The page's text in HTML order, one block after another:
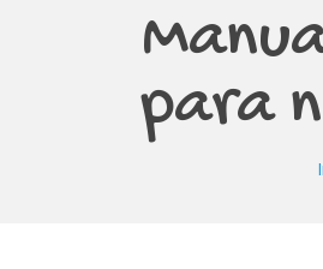
para